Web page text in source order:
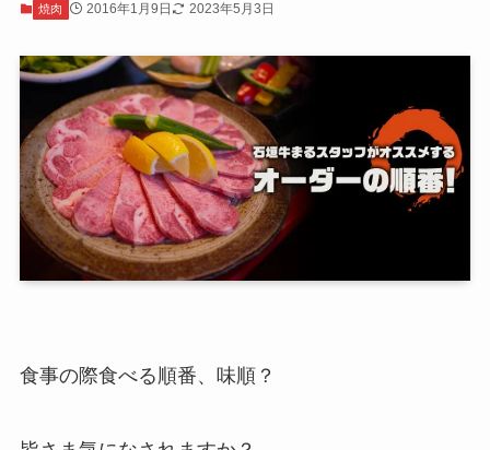
焼肉 2016年1月9日 2023年5月3日
食事の際食べる順番、味順？